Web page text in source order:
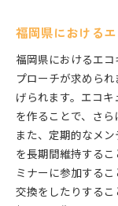
福岡県における
福岡県におけるエ
プローチが求めら
げられます。エコ
を作ることで、さら
また、定期的なメ
を長期間維持する
ミナーに参加する
交換をしたりするこ